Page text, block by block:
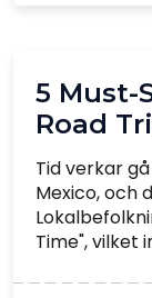
5 Must-
Road
Tid verkar
Mexico, och
Time", vilket